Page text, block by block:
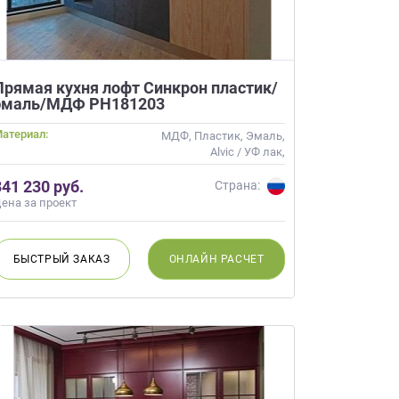
кухня лофт Синкрон пластик/
МДФ РН181203
МДФ, Пластик, Эмаль,
Alvic / УФ лак,
Интегрированная ручка,
Матовые
230 руб.
за проект
Страна:
БЫСТРЫЙЗАКАЗ ОНЛАЙН РАСЧЕТ
×
от
подготовит
000 т.р.
×